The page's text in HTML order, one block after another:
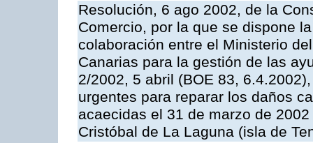
Resolución, 6 ago 2002, de la
Comercio, por la que se dispone
colaboración entre el Ministerio
Canarias para la gestión de las
2/2002, 5 abril (BOE 83,
urgentes para reparar los daños
acaecidas el 31 de marzo de
Cristóbal de La Laguna (isla de